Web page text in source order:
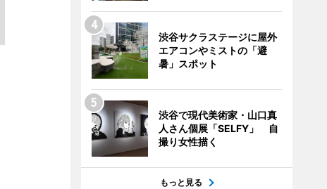
渋谷サクラステージに屋外
エアコンやミストの「避
暑」スポット
渋谷で現代美術家・山口真
人さん個展「SELFY」 自
撮り女性描く
もっと見る